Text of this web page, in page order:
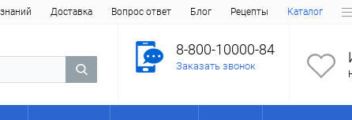
Доставка Вопрос ответ Блог Рецепты Каталог
8-800-10000-84
Заказать звонок